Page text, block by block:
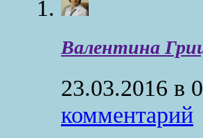
Валентина
23.03.2016 в
комментарий